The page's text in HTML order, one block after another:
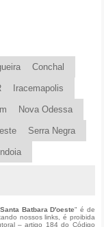
Conchal
Iracemapolis
Nova Odessa
Serra Negra
Batbara D'oeste" é de
nossos links, é proibida
– artigo 184 do Código